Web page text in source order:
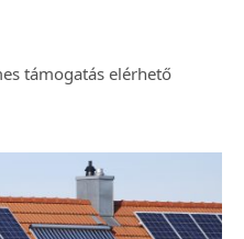
támogatás elérhető